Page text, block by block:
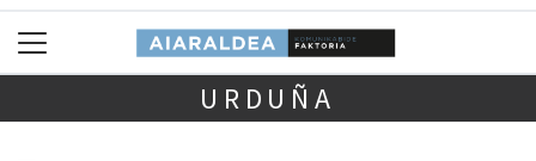
URDUÑA